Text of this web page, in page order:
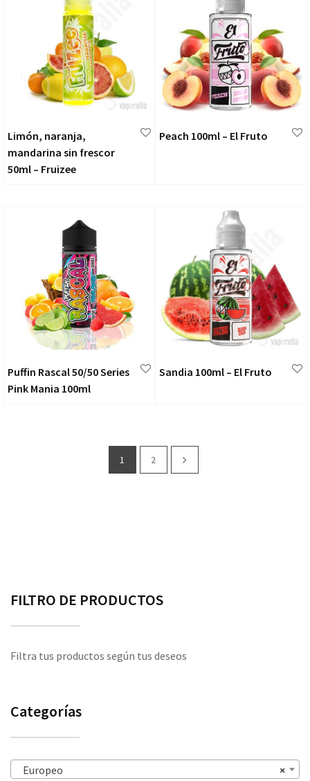
Limón, naranja,
mandarina sin frescor
50ml – Fruizee
Peach 100ml – El Fruto
Puffin Rascal 50/50 Series
Pink Mania 100ml
Sandia 100ml – El Fruto
1 2
FILTRO DE PRODUCTOS
Filtra tus productos según tus deseos
Categorías
×
Europeo